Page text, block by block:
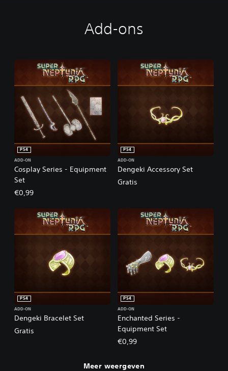
Add-ons
Cosplay Series - Equipment
Set
PS4
ADD-ON
€0,99
Dengeki Accessory Set
PS4
ADD-ON
Gratis
Dengeki Bracelet Set
PS4
ADD-ON
Gratis
Enchanted Series -
Equipment Set
PS4
ADD-ON
€0,99
Meer weergeven